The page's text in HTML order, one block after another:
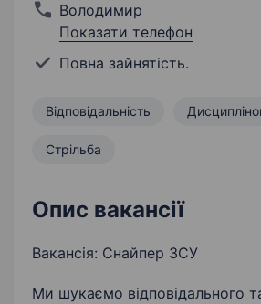
Володимир
Показати телефон
Повна зайнятість.
Відповідальність
Стрільба
Опис вакансії
Вакансія: Снайпер ЗСУ
Ми шукаємо відповідального